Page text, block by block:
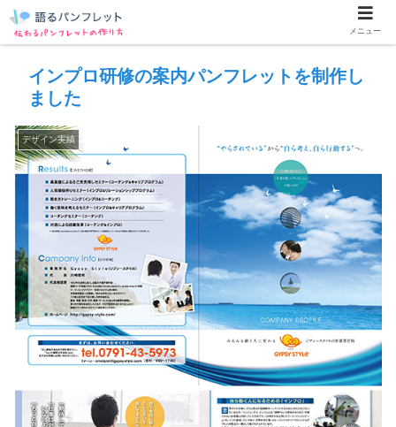
インプロ研修の案内パンフレットを制作し
ました
デザイン実績
メニュー